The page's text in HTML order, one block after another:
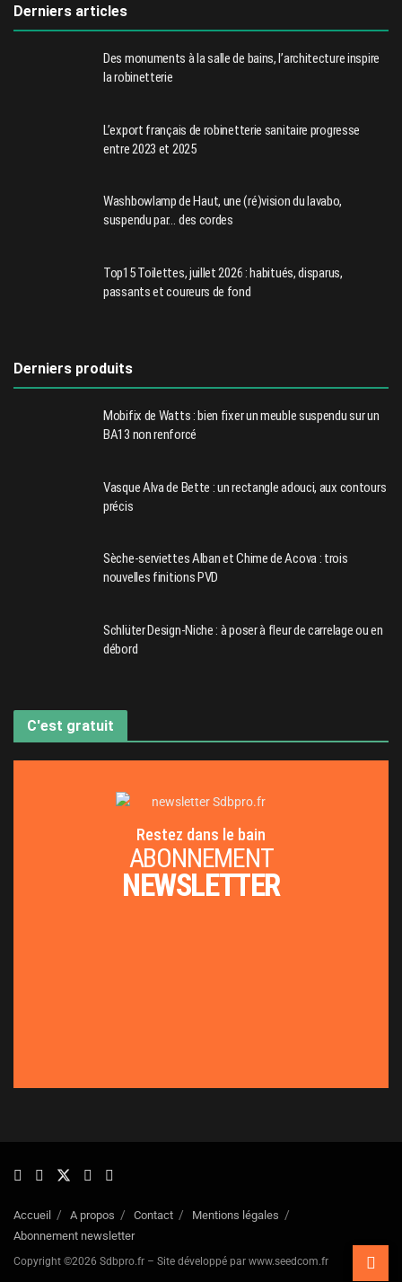
Derniers articles
Des monuments à la salle de bains, l’architecture inspire
la robinetterie
L’export français de robinetterie sanitaire progresse
entre 2023 et 2025
Washbowlamp de Haut, une (ré)vision du lavabo,
suspendu par… des cordes
Top15 Toilettes, juillet 2026 : habitués, disparus,
passants et coureurs de fond
Derniers produits
Mobifix de Watts : bien fixer un meuble suspendu sur un
BA13 non renforcé
Vasque Alva de Bette : un rectangle adouci, aux contours
précis
Sèche-serviettes Alban et Chime de Acova : trois
nouvelles finitions PVD
Schlüter Design-Niche : à poser à fleur de carrelage ou en
débord
C'est gratuit
Restez dans le bain
ABONNEMENT
NEWSLETTER
Accueil A propos Contact
Mentions légales
Abonnement newsletter
Copyright ©2026 Sdbpro.fr – Site développé par www.seedcom.fr